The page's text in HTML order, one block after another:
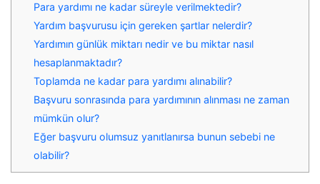
Para yardımı ne kadar süreyle verilmektedir?
Yardım başvurusu için gereken şartlar nelerdir?
Yardımın günlük miktarı nedir ve bu miktar nasıl
hesaplanmaktadır?
Toplamda ne kadar para yardımı alınabilir?
Başvuru sonrasında para yardımının alınması ne zaman
mümkün olur?
Eğer başvuru olumsuz yanıtlanırsa bunun sebebi ne
olabilir?